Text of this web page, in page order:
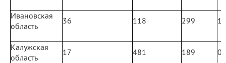
Ивановская
область
36 118 299 1
Калужская
область
17 481 189 0